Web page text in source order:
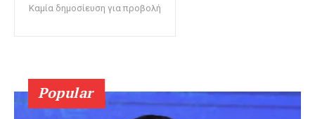
Καμία δημοσίευση για προβολή
Popular